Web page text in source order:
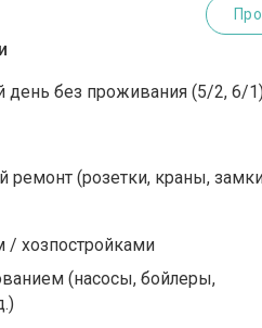
день без проживания (5/2, 6/1)
ремонт (розетки, краны,
/ хозпостройками
(насосы, бойлеры,